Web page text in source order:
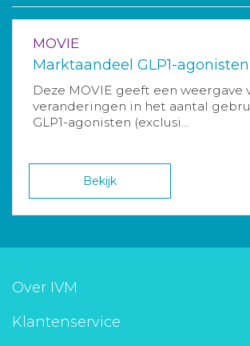
MOVIE
Marktaandeel GLP1-agonisten
Deze MOVIE geeft een weergave
veranderingen in het aantal
GLP1-agonisten (exclusi...
Bekijk
Over IVM
Klantenservice